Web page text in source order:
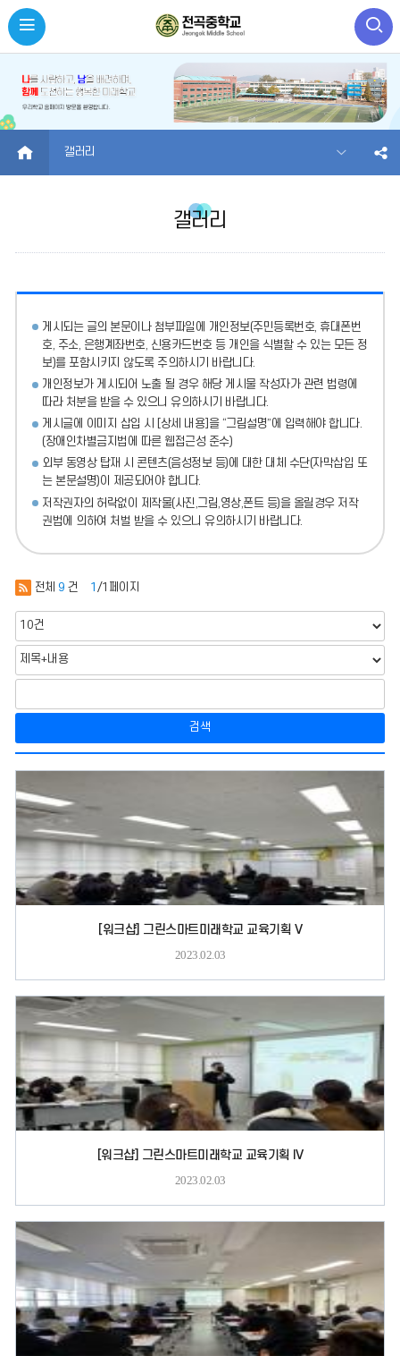
HOME 갤러리
갤러리
게시되는 글의 본문이나 첨부파일에
개인정보(주민등록번호, 휴대폰번
호, 주소, 은행계좌번호, 신용카드번호 등 개인을 식별할 수 있는 모든 정
보)를 포함시키지 않도록 주의하시기 바랍니다.
개인정보가 게시되어 노출 될 경우 해당 게시물 작성자가 관련 법령에
따라 처분을 받을 수 있으니 유의하시기 바랍니다.
게시글에 이미지 삽입 시 [상세 내용]을 “그림설명”에 입력해야 합니다.
(장애인차별금지법에 따른 웹접근성 준수)
외부 동영상 탑재 시 콘텐츠(음성정보 등)에 대한 대체 수단(자막삽입 또
는 본문설명)이 제공되어야 합니다.
저작권자의 허락없이 제작물(사진,그림,영상,폰트 등)을 올릴경우 저작
권법에 의하여 처벌 받을 수 있으니 유의하시기 바랍니다.
전체 9 건 1 /1페이지
검색
[워크샵] 그린스마트미래학교 교육기획 V
2023.02.03
[워크샵] 그린스마트미래학교 교육기획 IV
2023.02.03